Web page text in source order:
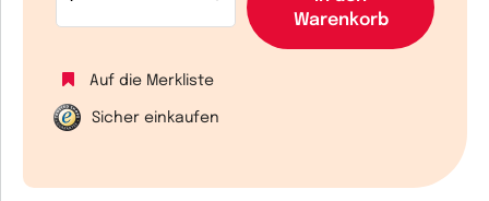
Warenkorb
Auf die Merkliste
Sicher einkaufen